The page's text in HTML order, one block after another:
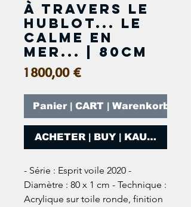
À travers le
hublot... Le
calme en
mer... | 80cm
1 800,00 €Prix
Panier | CART | Warenkorb
ACHETER | BUY | KAUFEN
- Série : Esprit voile 2020 -
Diamètre : 80 x 1 cm - Technique :
Acrylique sur toile ronde, finition